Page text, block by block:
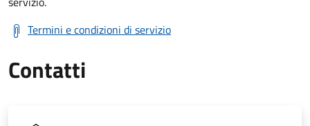
Termini e condizioni di servizio
Contatti